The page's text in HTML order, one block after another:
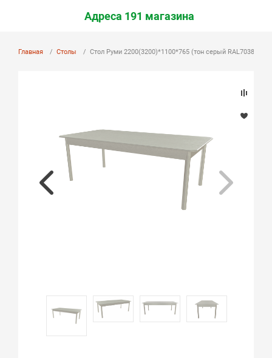
Адреса 191 магазина
Главная Столы Стол Руми 2200(3200)*1100*765 (тон серый RAL7038)